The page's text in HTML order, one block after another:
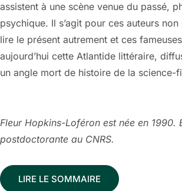
assistent à une scène venue du passé,
psychique. Il s’agit pour ces auteurs
lire le présent autrement et ces
aujourd’hui cette Atlantide littéraire,
un angle mort de histoire de la science-
Fleur Hopkins-Loféron est née en 1990.
postdoctorante au CNRS.
LIRE LE SOMMAIRE